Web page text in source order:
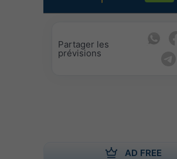
Partager les
prévisions
AD FREE